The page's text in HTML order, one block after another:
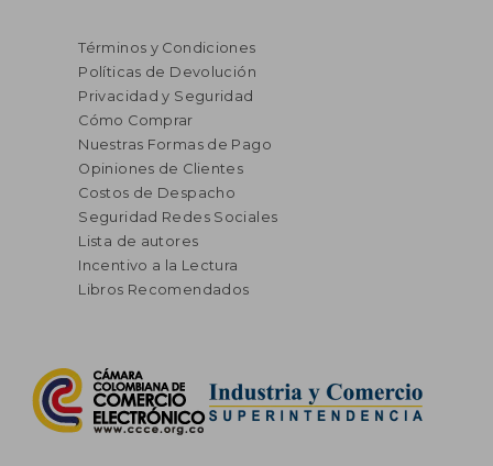
Términos y Condiciones
Políticas de Devolución
Privacidad y Seguridad
Cómo Comprar
Nuestras Formas de Pago
Opiniones de Clientes
Costos de Despacho
Seguridad Redes Sociales
Lista de autores
Incentivo a la Lectura
Libros Recomendados